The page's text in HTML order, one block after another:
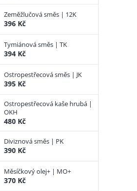
Zeměžlučová směs | 12K
396 Kč
Tymiánová směs | TK
394 Kč
Ostropestřecová směs | JK
395 Kč
Ostropestřecová kaše hrubá |
OKH
480 Kč
Diviznová směs | PK
390 Kč
Měsíčkový olej+ | MO+
370 Kč